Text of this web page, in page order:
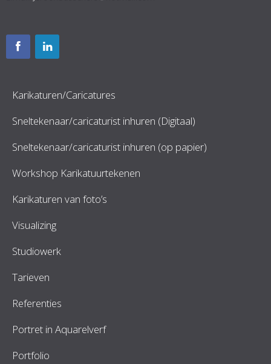
Karikaturen/Caricatures
Sneltekenaar/caricaturist inhuren (Digitaal)
Sneltekenaar/caricaturist inhuren (op papier)
Workshop Karikatuurtekenen
Karikaturen van foto’s
Visualizing
Studiowerk
Tarieven
Referenties
Portret in Aquarelverf
Portfolio